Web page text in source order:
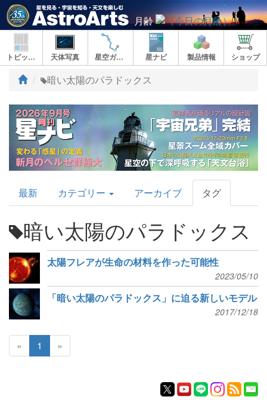
月齢
トピックス 天体写真 星空ガイド 星ナビ 製品情報 ショップ
ト
プ
暗い太陽のパラドックス
AstroArts
Topics
最新 カテゴリー アーカイブ タグ
暗い太陽のパラドックス
太陽フレアが生命の材料を作った可能性
2023/05/10
「暗い太陽のパラドックス」に迫る新しいモデル
2017/12/18
« 1 »